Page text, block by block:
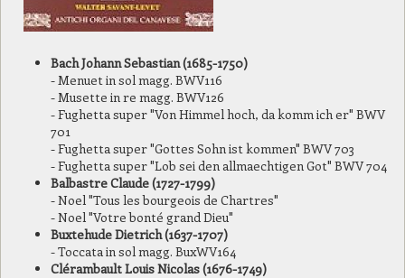
Bach Johann Sebastian (1685-1750)
- Menuet in sol magg. BWV116
- Musette in re magg. BWV126
- Fughetta super "Von Himmel hoch, da komm ich er" BWV
701
- Fughetta super "Gottes Sohn ist kommen" BWV 703
- Fughetta super "Lob sei den allmaechtigen Got" BWV 704
Balbastre Claude (1727-1799)
- Noel "Tous les bourgeois de Chartres"
- Noel "Votre bonté grand Dieu"
Buxtehude Dietrich (1637-1707)
- Toccata in sol magg. BuxWV164
Clérambault Louis Nicolas (1676-1749)